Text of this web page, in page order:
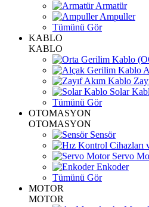
Armatür
Ampuller
Tümünü Gör
KABLO
KABLO
Solar
Tümünü Gör
OTOMASYON
OTOMASYON
Sensör
Servo
Enkoder
Tümünü Gör
MOTOR
MOTOR